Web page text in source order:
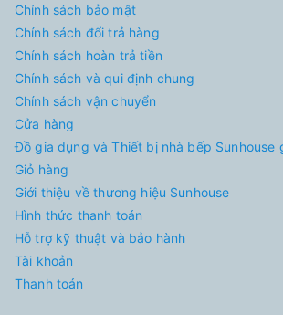
Chính sách bảo mật
Chính sách đổi trả hàng
Chính sách hoàn trả tiền
Chính sách và qui định chung
Chính sách vận chuyển
Cửa hàng
Đồ gia dụng và Thiết bị nhà bếp Sunhouse
Giỏ hàng
Giới thiệu về thương hiệu Sunhouse
Hình thức thanh toán
Hỗ trợ kỹ thuật và bảo hành
Tài khoản
Thanh toán